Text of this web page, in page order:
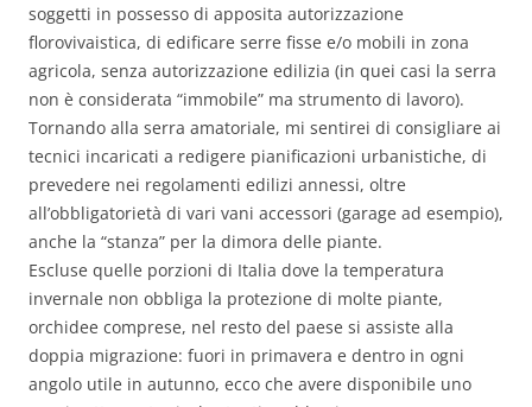
soggetti in possesso di apposita autorizzazione
florovivaistica, di edificare serre fisse e/o mobili in zona
agricola, senza autorizzazione edilizia (in quei casi la serra
non è considerata “immobile” ma strumento di lavoro).
Tornando alla serra amatoriale, mi sentirei di consigliare ai
tecnici incaricati a redigere pianificazioni urbanistiche, di
prevedere nei regolamenti edilizi annessi, oltre
all’obbligatorietà di vari vani accessori (garage ad esempio),
anche la “stanza” per la dimora delle piante.
Escluse quelle porzioni di Italia dove la temperatura
invernale non obbliga la protezione di molte piante,
orchidee comprese, nel resto del paese si assiste alla
doppia migrazione: fuori in primavera e dentro in ogni
angolo utile in autunno, ecco che avere disponibile uno